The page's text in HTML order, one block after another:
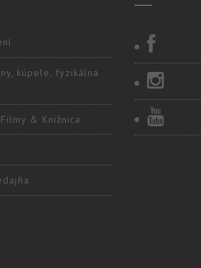
kúpele, fyzikálna
& Knižnica